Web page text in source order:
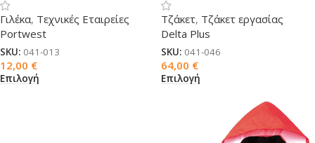
Γιλέκα, Τεχνικές Εταιρείες
Portwest
SKU: 041-013
12,00 €
Επιλογή
Τζάκετ, Τζάκετ εργασίας
Delta Plus
SKU: 041-046
64,00 €
Επιλογή